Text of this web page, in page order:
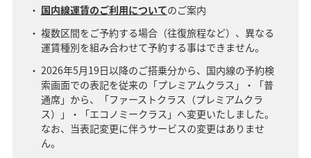
国内線運賃のご利用についてのご案内
複数区間をご予約する場合（往復旅程など）、異なる
運賃種別を組み合わせて予約する事はできません。
2026年5月19日以降のご搭乗分から、国内線の予約検
索画面での表記を従来の「プレミアムクラス」・「普
通席」から、「ファーストクラス（プレミアムクラ
ス）」・「エコノミークラス」へ変更いたしました。
なお、当表記変更に伴うサービスの変更はありませ
ん。